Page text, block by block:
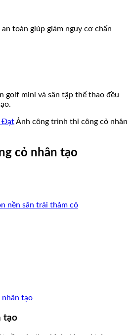
toàn giúp giảm nguy cơ chấn
golf mini và sân tập thể thao đều
Ảnh công trình thi công cỏ nhân
cỏ nhân tạo
tạo